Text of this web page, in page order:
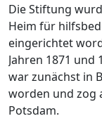
Die Stiftung
Heim für
eingerichtet
Jahren 1871 und
war zunächst in
worden und zog
Potsdam.